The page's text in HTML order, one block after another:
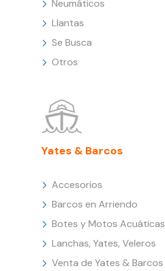
Neumáticos
Llantas
Se Busca
Otros
Yates & Barcos
Accesorios
Barcos en Arriendo
Botes y Motos Acuáticas
Lanchas, Yates, Veleros
Venta de Yates & Barcos